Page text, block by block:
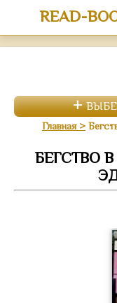
READ-
Главная
БЕГСТВО